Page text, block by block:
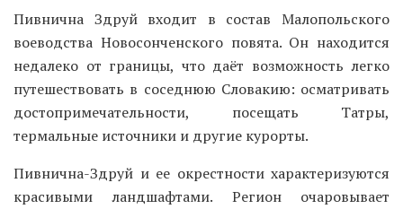
Пивнична Здруй входит в состав Малопольского
воеводства Новосонченского повята. Он находится
недалеко от границы, что даёт возможность легко
путешествовать в соседнюю Словакию: осматривать
достопримечательности, посещать Татры,
термальные источники и другие курорты.
Пивнична-Здруй и ее окрестности характеризуются
красивыми ландшафтами. Регион очаровывает